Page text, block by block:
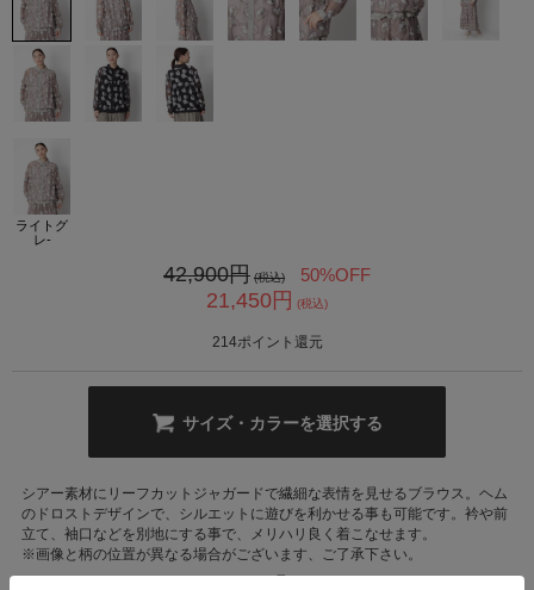
販サイト
ライトグ
レ-
42,900円 (税込) 50%OFF
21,450円 (税込)
214ポイント還元
サイズ・カラーを選択する
シアー素材にリーフカットジャガードで繊細な表情を見せるブラウス。ヘム
のドロストデザインで、シルエットに遊びを利かせる事も可能です。衿や前
立て、袖口などを別地にする事で、メリハリ良く着こなせます。
※画像と柄の位置が異なる場合がございます、ご了承下さい。